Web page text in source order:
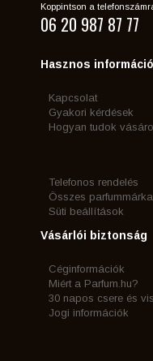
Koppintson a
06 20 987 87 77
Hasznos
Kapcsolat
Gyakori kérdések
Hogyan tudok
Telefonos rendelés
Összes parfummárka
Süti beállítások
Vásárlói biztonság
Céginformációk
Miért a Parfum.hu?
30 napos csere és
Jogi információk